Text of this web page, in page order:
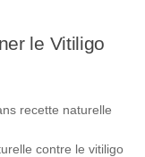
le Vitiligo
recette naturelle
contre le vitiligo